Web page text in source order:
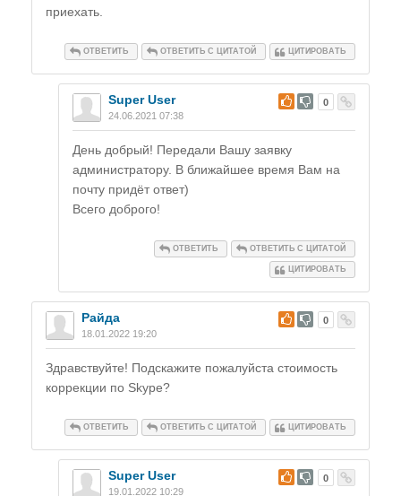
приехать.
ОТВЕТИТЬ ОТВЕТИТЬ С ЦИТАТОЙ ЦИТИРОВАТЬ
# 0
Super User
24.06.2021 07:38
День добрый! Передали Вашу заявку
администратору. В ближайшее время Вам на
почту придёт ответ)
Всего доброго!
ОТВЕТИТЬ ОТВЕТИТЬ С ЦИТАТОЙ
ЦИТИРОВАТЬ
# 0
Райда
18.01.2022 19:20
Здравствуйте! Подскажите пожалуйста стоимость
коррекции по Skype?
ОТВЕТИТЬ ОТВЕТИТЬ С ЦИТАТОЙ ЦИТИРОВАТЬ
# 0
Super User
19.01.2022 10:29